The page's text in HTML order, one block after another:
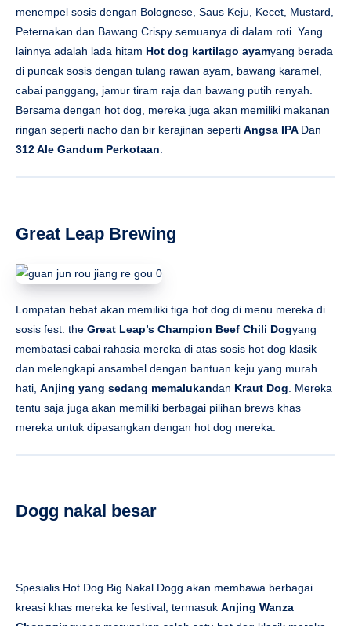
menempel sosis dengan Bolognese, Saus Keju, Kecet, Mustard,
Peternakan dan Bawang Crispy semuanya di dalam roti. Yang
lainnya adalah lada hitam Hot dog kartilago ayamyang berada
di puncak sosis dengan tulang rawan ayam, bawang karamel,
cabai panggang, jamur tiram raja dan bawang putih renyah.
Bersama dengan hot dog, mereka juga akan memiliki makanan
ringan seperti nacho dan bir kerajinan seperti Angsa IPA Dan
312 Ale Gandum Perkotaan
Great Leap Brewing
Lompatan hebat akan memiliki tiga hot dog di menu mereka di
sosis fest: the Great Leap’s Champion Beef Chili Dogyang
membatasi cabai rahasia mereka di atas sosis hot dog klasik
dan melengkapi ansambel dengan bantuan keju yang murah
hati, Anjing yang sedang memalukandan Kraut Dog . Mereka
tentu saja juga akan memiliki berbagai pilihan brews khas
mereka untuk dipasangkan dengan hot dog mereka.
Dogg nakal besar
Spesialis Hot Dog Big Nakal Dogg akan membawa berbagai
kreasi khas mereka ke festival, termasuk Anjing Wanza